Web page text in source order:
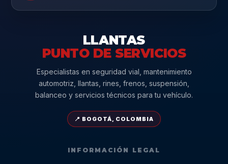
LLANTAS
PUNTO DE SERVICIOS
Especialistas en seguridad vial, mantenimiento
automotriz, llantas, rines, frenos, suspensión,
balanceo y servicios técnicos para tu vehículo.
📍 BOGOTÁ, COLOMBIA
INFORMACIÓN LEGAL